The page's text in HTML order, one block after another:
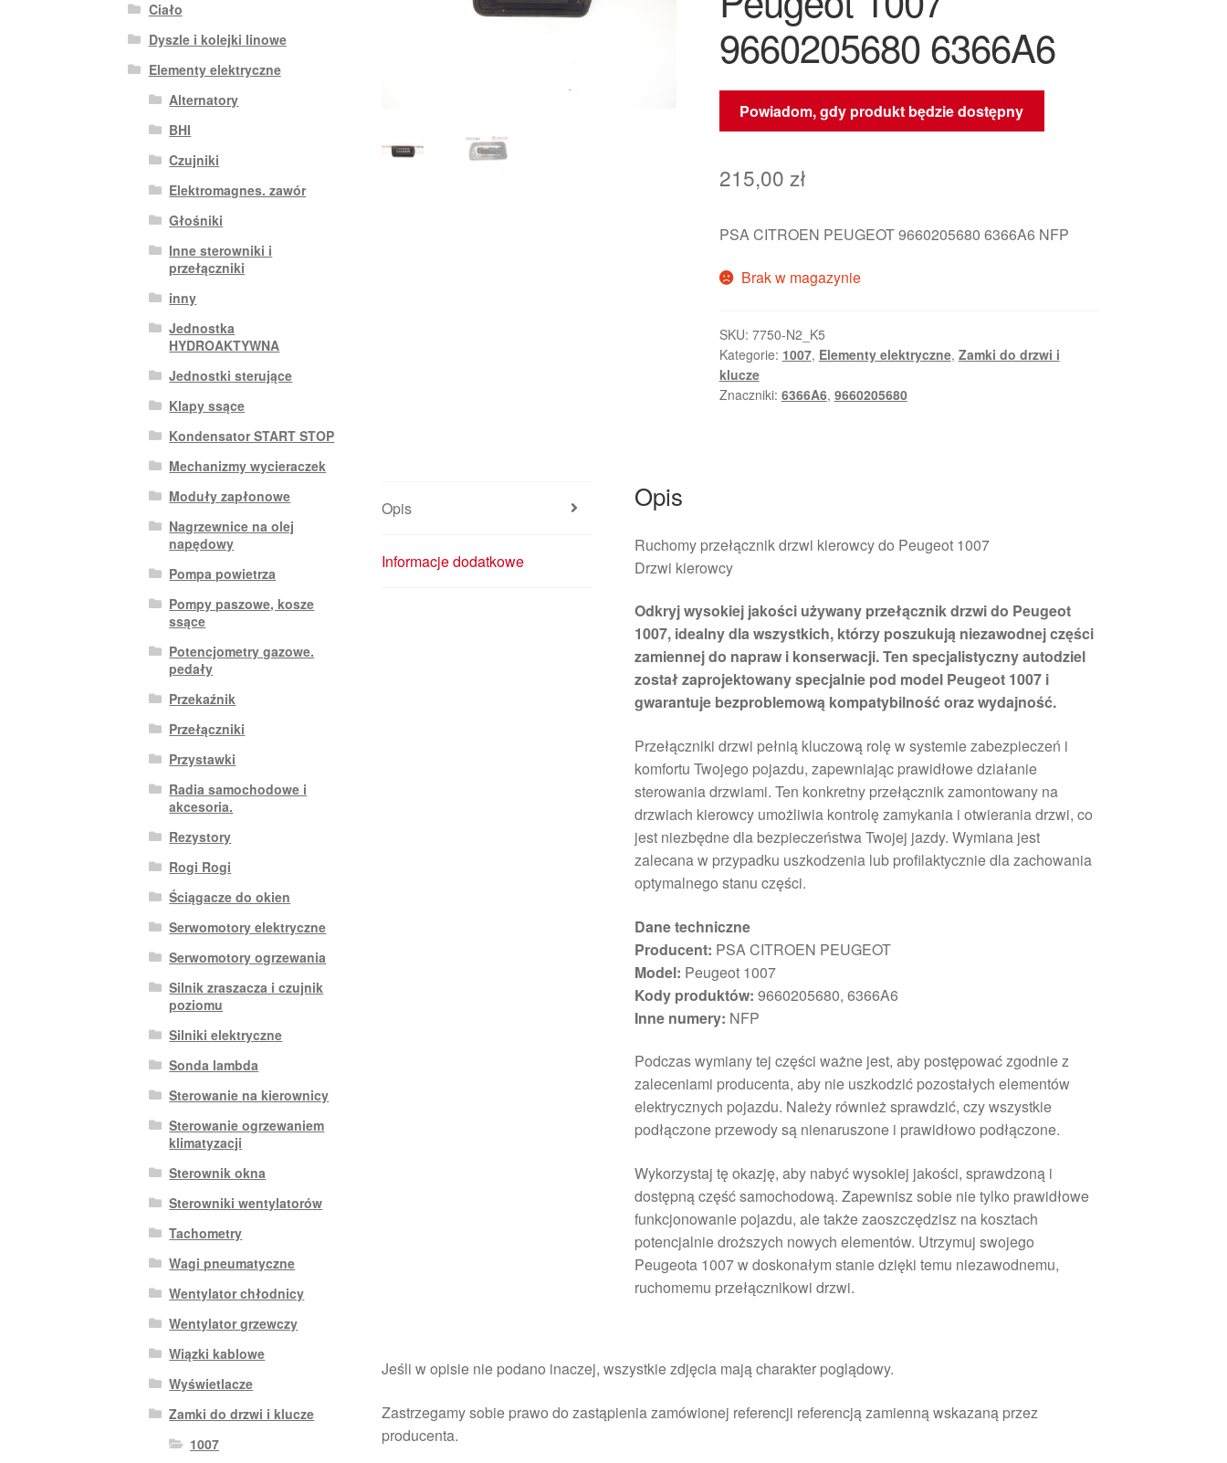
9660205680 6366A6
Powiadom, gdy produkt będzie dostępny
215,00 zł
PSA CITROEN PEUGEOT 9660205680 6366A6 NFP
Brak w magazynie
SKU: 7750-N2_K5
Kategorie: 1007, Elementy elektryczne, Zamki do drzwi i
klucze
Znaczniki: 6366A6, 9660205680
Opis
Informacje dodatkowe
Opis
Ruchomy przełącznik drzwi kierowcy do Peugeot 1007
Drzwi kierowcy
Odkryj wysokiej jakości używany przełącznik drzwi do Peugeot
1007, idealny dla wszystkich, którzy poszukują niezawodnej części
zamiennej do napraw i konserwacji. Ten specjalistyczny autodziel
został zaprojektowany specjalnie pod model Peugeot 1007 i
gwarantuje bezproblemową kompatybilność oraz wydajność.
Przełączniki drzwi pełnią kluczową rolę w systemie zabezpieczeń i
komfortu Twojego pojazdu, zapewniając prawidłowe działanie
sterowania drzwiami. Ten konkretny przełącznik zamontowany na
drzwiach kierowcy umożliwia kontrolę zamykania i otwierania drzwi, co
jest niezbędne dla bezpieczeństwa Twojej jazdy. Wymiana jest
zalecana w przypadku uszkodzenia lub profilaktycznie dla zachowania
optymalnego stanu części.
Dane techniczne
Producent: PSA CITROEN PEUGEOT
Model: Peugeot 1007
Kody produktów: 9660205680, 6366A6
Inne numery: NFP
Podczas wymiany tej części ważne jest, aby postępować zgodnie z
zaleceniami producenta, aby nie uszkodzić pozostałych elementów
elektrycznych pojazdu. Należy również sprawdzić, czy wszystkie
podłączone przewody są nienaruszone i prawidłowo podłączone.
Wykorzystaj tę okazję, aby nabyć wysokiej jakości, sprawdzoną i
dostępną część samochodową. Zapewnisz sobie nie tylko prawidłowe
funkcjonowanie pojazdu, ale także zaoszczędzisz na kosztach
potencjalnie droższych nowych elementów. Utrzymuj swojego
Peugeota 1007 w doskonałym stanie dzięki temu niezawodnemu,
ruchomemu przełącznikowi drzwi.
Jeśli w opisie nie podano inaczej, wszystkie zdjęcia mają charakter poglądowy.
Zastrzegamy sobie prawo do zastąpienia zamówionej referencji referencją zamienną wskazaną przez
producenta.
Ciało
Dyszle i kolejki linowe
Elementy elektryczne
Alternatory
BHI
Czujniki
Elektromagnes. zawór
Głośniki
Inne sterowniki i
przełączniki
inny
Jednostka
HYDROAKTYWNA
Jednostki sterujące
Klapy ssące
Kondensator START STOP
Mechanizmy wycieraczek
Moduły zapłonowe
Nagrzewnice na olej
napędowy
Pompa powietrza
Pompy paszowe, kosze
ssące
Potencjometry gazowe.
pedały
Przekaźnik
Przełączniki
Przystawki
Radia samochodowe i
akcesoria.
Rezystory
Rogi Rogi
Ściągacze do okien
Serwomotory elektryczne
Serwomotory ogrzewania
Silnik zraszacza i czujnik
poziomu
Silniki elektryczne
Sonda lambda
Sterowanie na kierownicy
Sterowanie ogrzewaniem
klimatyzacji
Sterownik okna
Sterowniki wentylatorów
Tachometry
Wagi pneumatyczne
Wentylator chłodnicy
Wentylator grzewczy
Wiązki kablowe
Wyświetlacze
Zamki do drzwi i klucze
1007